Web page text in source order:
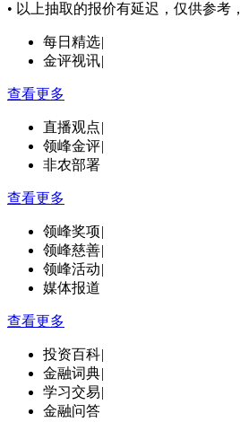
• 以上抽取的报价有延迟，仅供参考
每日精选|
金评视讯|
查看更多
直播观点|
领峰金评|
非农部署
查看更多
领峰奖项|
领峰慈善|
领峰活动|
媒体报道
查看更多
投资百科|
金融词典|
学习交易|
金融问答